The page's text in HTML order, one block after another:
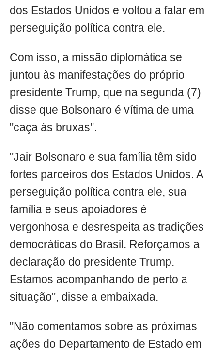
dos Estados Unidos e voltou a falar em
perseguição política contra ele.
Com isso, a missão diplomática se
juntou às manifestações do próprio
presidente Trump, que na segunda (7)
disse que Bolsonaro é vítima de uma
"caça às bruxas".
"Jair Bolsonaro e sua família têm sido
fortes parceiros dos Estados Unidos. A
perseguição política contra ele, sua
família e seus apoiadores é
vergonhosa e desrespeita as tradições
democráticas do Brasil. Reforçamos a
declaração do presidente Trump.
Estamos acompanhando de perto a
situação", disse a embaixada.
"Não comentamos sobre as próximas
ações do Departamento de Estado em